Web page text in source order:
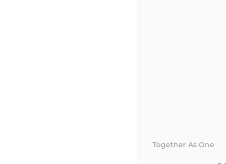
Together As One